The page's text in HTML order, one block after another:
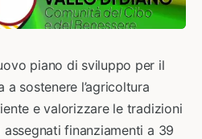
piano di sviluppo per il
a sostenere l’agricoltura
e valorizzare le tradizioni
finanziamenti a 39